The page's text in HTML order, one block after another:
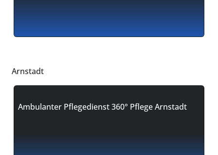
Arnstadt
Ambulanter Pflegedienst 360° Pflege Arnstadt